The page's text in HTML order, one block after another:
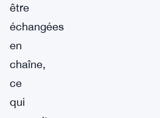
être
échangées
en
chaîne,
ce
qui